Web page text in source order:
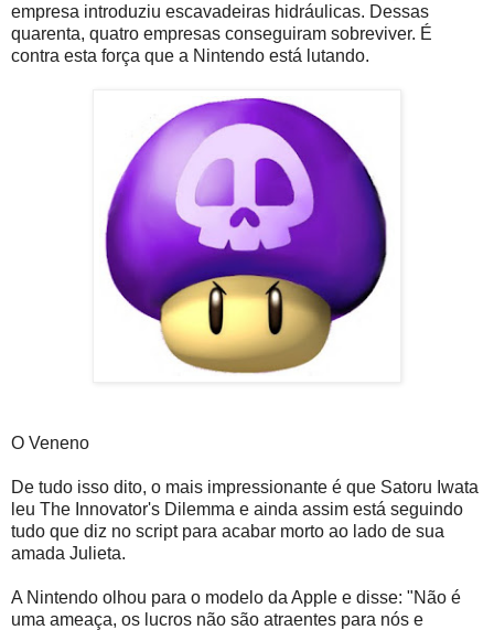
empresa introduziu escavadeiras hidráulicas. Dessas
quarenta, quatro empresas conseguiram sobreviver. É
contra esta força que a Nintendo está lutando.
O Veneno
De tudo isso dito, o mais impressionante é que Satoru Iwata
leu The Innovator's Dilemma e ainda assim está seguindo
tudo que diz no script para acabar morto ao lado de sua
amada Julieta.
A Nintendo olhou para o modelo da Apple e disse: "Não é
uma ameaça, os lucros não são atraentes para nós e